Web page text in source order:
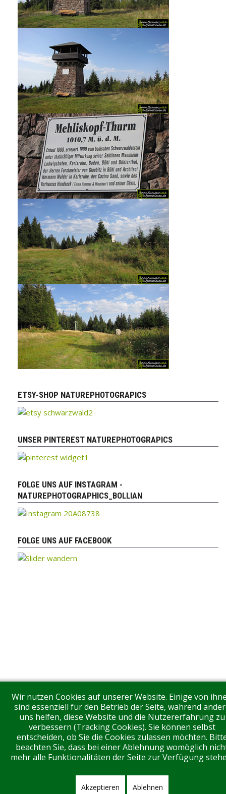
ETSY-SHOP NATUREPHOTOGRAPICS
UNSER PINTEREST NATUREPHOTOGRAPICS
FOLGE UNS AUF INSTAGRAM -
NATUREPHOTOGRAPHICS_BOLLIAN
FOLGE UNS AUF FACEBOOK
Wir nutzen Cookies auf unserer Website. Einige von
sind essenziell für den Betrieb der Seite, während
uns helfen, diese Website und die Nutzererfahrung zu
verbessern (Tracking Cookies). Sie können selbst
entscheiden, ob Sie die Cookies zulassen möchten.
beachten Sie, dass bei einer Ablehnung womöglich
mehr alle Funktionalitäten der Seite zur Verfügung
Akzeptieren Ablehnen